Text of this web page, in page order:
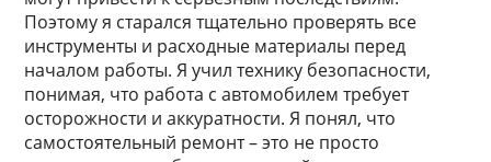
Поэтому я старался тщательно проверять все
инструменты и расходные материалы перед
началом работы. Я учил технику безопасности,
понимая, что работа с автомобилем требует
осторожности и аккуратности. Я понял, что
самостоятельный ремонт – это не просто